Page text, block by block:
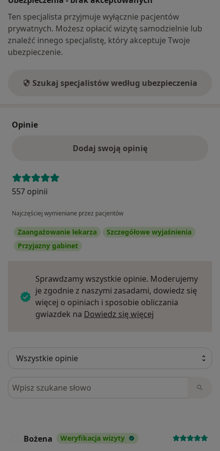
Ten specjalista przyjmuje wyłącznie pacjentów
prywatnych. Możesz opłacić wizytę samodzielnie lub
znaleźć innego specjalistę, który akceptuje Twoje
ubezpieczenie.
Szukaj specjalistów według ubezpieczenia
Opinie
Dodaj swoją opinię
557 opinii
Najczęściej wymieniane przez pacjentów
Zaangażowanie lekarza
Szczegółowe wyjaśnienia
Przyjazny gabinet
Sprawdzamy wszystkie opinie. Moderujemy
je zgodnie z naszymi zasadami, dowiedz się
więcej o opiniach i sposobie obliczania
gwiazdek na Dowiedz się więcej
Szukaj w opiniach
Bożena Weryfikacja wizyty